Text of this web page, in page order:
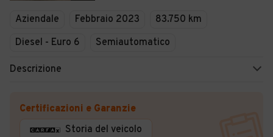
Aziendale Febbraio 2023
83.750 km
Diesel - Euro 6
Semiautomatico
Descrizione
Certificazioni e Garanzie
Storia del veicolo